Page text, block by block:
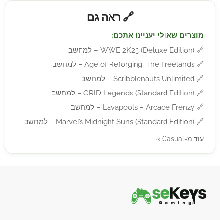
🔗 ראה גם
מוצרים שאולי יעניינו אתכם:
🔗 WWE 2K23 (Deluxe Edition) – למחשב
🔗 Age of Reforging: The Freelands – למחשב
🔗 Scribblenauts Unlimited – למחשב
🔗 GRID Legends (Standard Edition) – למחשב
🔗 Lavapools – Arcade Frenzy – למחשב
🔗 Marvel’s Midnight Suns (Standard Edition) – למחשב
עוד מ-Casual »